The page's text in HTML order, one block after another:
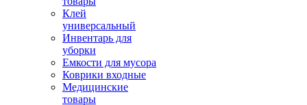
Клей
универсальный
Инвентарь для
уборки
Емкости для мусора
Коврики входные
Медицинские
товары